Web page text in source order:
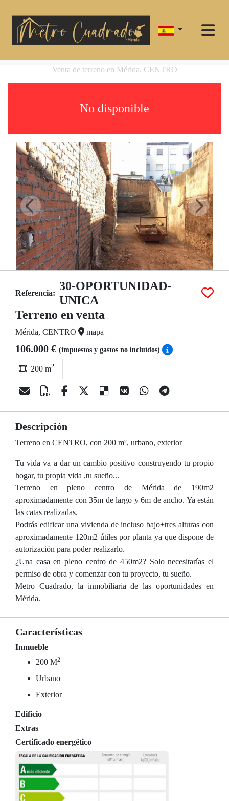
Venta de terreno en Mérida, CENTRO
No disponible
Referencia:
30-OPORTUNIDAD-
UNICA
Terreno en venta
Mérida, CENTRO mapa
106.000 € (impuestos y gastos no incluídos)
200 m2
Descripción
Terreno en CENTRO, con 200 m², urbano, exterior
Tu vida va a dar un cambio positivo construyendo tu propio
hogar, tu propia vida ,tu sueño...
Terreno en pleno centro de Mérida de 190m2
aproximadamente con 35m de largo y 6m de ancho. Ya están
las catas realizadas.
Podrás edificar una vivienda de incluso bajo+tres alturas con
aproximadamente 120m2 útiles por planta ya que dispone de
autorización para poder realizarlo.
¿Una casa en pleno centro de 450m2? Solo necesitarías el
permiso de obra y comenzar con tu proyecto, tu sueño.
Metro Cuadrado, la inmobiliaria de las oportunidades en
Mérida.
Características
Inmueble
200 M2
Urbano
Exterior
Edificio
Extras
Certificado energético